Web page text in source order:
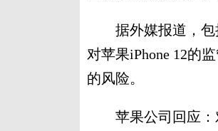
据外媒报道，包
对苹果iPhone 12的
的风险。
苹果公司回应：